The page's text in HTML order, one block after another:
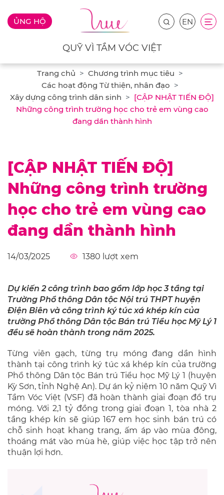
ỦNG HỘ EN
QUỸ VÌ TẦM VÓC VIỆT
Trang chủ
Chương trình mục tiêu
Các hoạt động Từ thiện, nhân đạo
Xây dựng công trình dân sinh
[CẬP NHẬT TIẾN ĐỘ]
Những công trình trường học cho trẻ em vùng cao
đang dần thành hình
[CẬP NHẬT TIẾN ĐỘ]
Những công trình trường
học cho trẻ em vùng cao
đang dần thành hình
14/03/2025 1380 lượt xem
Dự kiến 2 công trình bao gồm lớp học 3 tầng tại
Trường Phổ thông Dân tộc Nội trú THPT huyện
Điện Biên và công trình ký túc xá khép kín của
trường Phổ thông Dân tộc Bán trú Tiểu học Mỹ Lý 1
đều sẽ hoàn thành trong năm 2025.
Từng viên gạch, từng trụ móng đang dần hình
thành tại công trình ký túc xá khép kín của trường
Phổ thông Dân tộc Bán trú Tiểu học Mỹ Lý 1 (huyện
Kỳ Sơn, tỉnh Nghệ An). Dự án kỷ niệm 10 năm Quỹ Vì
Tầm Vóc Việt (VSF) đã hoàn thành giai đoạn đổ trụ
móng. Với 2,1 tỷ đồng trong giai đoạn 1, tòa nhà 2
tầng khép kín sẽ giúp 167 em học sinh bán trú có
chỗ sinh hoạt khang trang, ấm áp vào mùa đông,
thoáng mát vào mùa hè, giúp việc học tập trở nên
thuận lợi hơn.